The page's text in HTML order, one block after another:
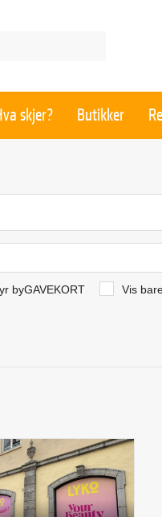
skjer? Butikker
byGAVEKORT Vis